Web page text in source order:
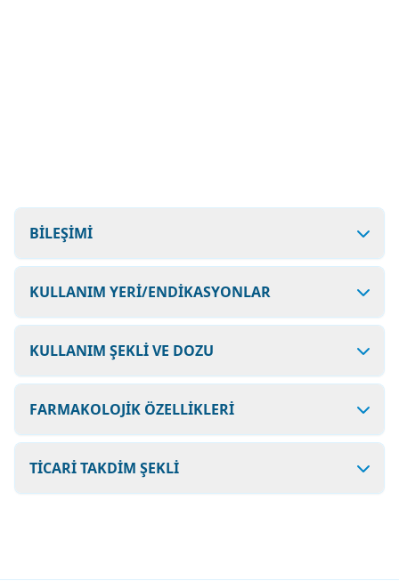
BİLEŞİMİ
KULLANIM YERİ/ENDİKASYONLAR
KULLANIM ŞEKLİ VE DOZU
FARMAKOLOJİK ÖZELLİKLERİ
TİCARİ TAKDİM ŞEKLİ